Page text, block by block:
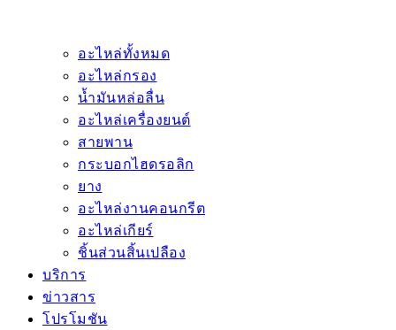
อะไหล่ทั้งหมด
อะไหล่กรอง
น้ำมันหล่อลื่น
อะไหล่เครื่องยนต์
สายพาน
กระบอกไฮดรอลิก
ยาง
อะไหล่งานคอนกรีต
อะไหล่เกียร์
ชิ้นส่วนสิ้นเปลือง
บริการ
ข่าวสาร
โปรโมชัน